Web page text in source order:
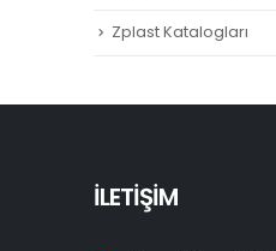
Zplast Katalogları
İLETİŞİM